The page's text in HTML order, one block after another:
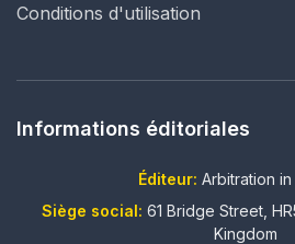
Conditions d'utilisation
Informations éditoriales
Éditeur: Arbitration in
Siège social: 61 Bridge Street,
Kingdom